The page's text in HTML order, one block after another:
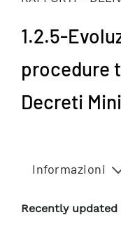
1.2.5-
procedure
Decreti
Informazioni
Recently updated